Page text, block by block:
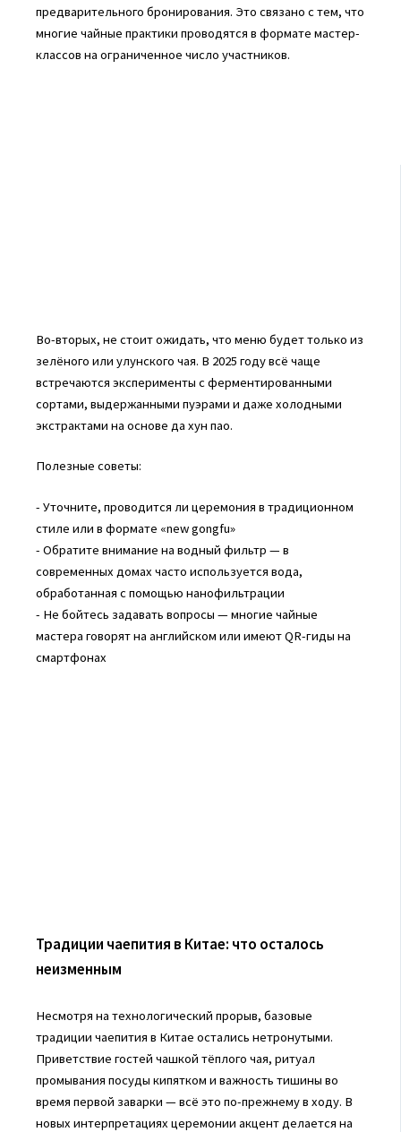
предварительного бронирования. Это связано с тем, что
многие чайные практики проводятся в формате мастер-
классов на ограниченное число участников.
Во-вторых, не стоит ожидать, что меню будет только из
зелёного или улунского чая. В 2025 году всё чаще
встречаются эксперименты с ферментированными
сортами, выдержанными пуэрами и даже холодными
экстрактами на основе да хун пао.
Полезные советы:
- Уточните, проводится ли церемония в традиционном
стиле или в формате «new gongfu»
- Обратите внимание на водный фильтр — в
современных домах часто используется вода,
обработанная с помощью нанофильтрации
- Не бойтесь задавать вопросы — многие чайные
мастера говорят на английском или имеют QR-гиды на
смартфонах
Традиции чаепития в Китае: что осталось
неизменным
Несмотря на технологический прорыв, базовые
традиции чаепития в Китае остались нетронутыми.
Приветствие гостей чашкой тёплого чая, ритуал
промывания посуды кипятком и важность тишины во
время первой заварки — всё это по-прежнему в ходу. В
новых интерпретациях церемонии акцент делается на